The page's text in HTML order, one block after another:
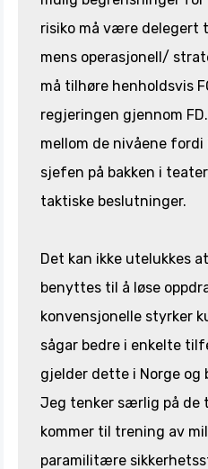
risiko må være delegert
mens operasjonell/
må tilhøre henholdsvis
regjeringen gjennom
mellom de nivåene
sjefen på bakken i
taktiske beslutninger.
Det kan ikke utelukkes
benyttes til å løse
konvensjonelle styrker
sågar bedre i enkelte
gjelder dette i Norge og
Jeg tenker særlig på de
kommer til trening av
paramilitære